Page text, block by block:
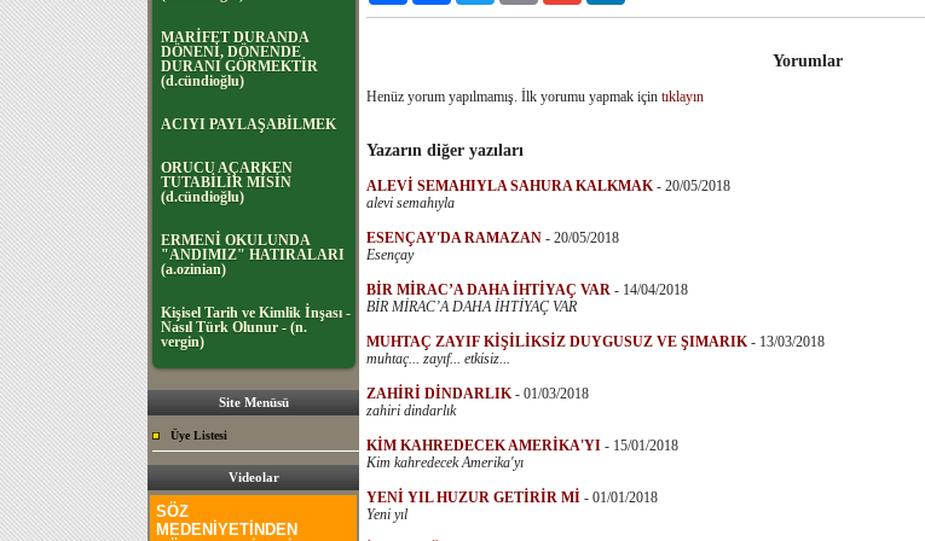
MARİFET DURANDA
DÖNENİ, DÖNENDE
DURANI GÖRMEKTİR
(d.cündioğlu)
ACIYI PAYLAŞABİLMEK
ORUCU AÇARKEN
TUTABİLİR MİSİN
(d.cündioğlu)
ERMENİ OKULUNDA
"ANDIMIZ" HATIRALARI
(a.ozinian)
Kişisel Tarih ve Kimlik İnşası -
Nasıl Türk Olunur - (n.
vergin)
Site Menüsü
Üye Listesi
Videolar
SÖZ
MEDENİYETİNDEN
Yorumlar
Henüz yorum yapılmamış. İlk yorumu yapmak için tıklayın
Yazarın diğer yazıları
ALEVİ SEMAHIYLA SAHURA KALKMAK - 20/05/2018
alevi semahıyla
ESENÇAY'DA RAMAZAN - 20/05/2018
Esençay
BİR MİRAC’A DAHA İHTİYAÇ VAR - 14/04/2018
BİR MİRAC’A DAHA İHTİYAÇ VAR
MUHTAÇ ZAYIF KİŞİLİKSİZ DUYGUSUZ VE ŞIMARIK - 13/03/2018
muhtaç... zayıf... etkisiz...
ZAHİRİ DİNDARLIK - 01/03/2018
zahiri dindarlık
KİM KAHREDECEK AMERİKA'YI - 15/01/2018
Kim kahredecek Amerika'yı
YENİ YIL HUZUR GETİRİR Mİ - 01/01/2018
Yeni yıl